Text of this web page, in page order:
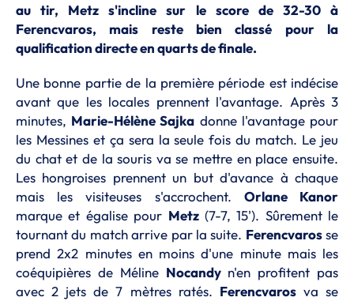
au tir, Metz s'incline sur le score de 32-30 à
Ferencvaros, mais reste bien classé pour la
qualification directe en quarts de finale.
Une bonne partie de la première période est indécise
avant que les locales prennent l'avantage. Après 3
minutes, Marie-Hélène Sajka donne l'avantage pour
les Messines et ça sera la seule fois du match. Le jeu
du chat et de la souris va se mettre en place ensuite.
Les hongroises prennent un but d'avance à chaque
mais les visiteuses s'accrochent. Orlane Kanor
marque et égalise pour Metz(7-7, 15'). Sûrement le
tournant du match arrive par la suite. Ferencvarosse
prend 2x2 minutes en moins d'une minute mais les
coéquipières de Méline Nocandyn'en profitent pas
avec 2 jets de 7 mètres ratés. Ferencvarosva se